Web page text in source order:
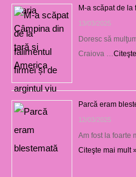
M-a scăpat de la
13/03/2025
Doresc să
Craiova …
Parcă eram
12/03/2025
Am fost la foarte
Citeşte mai mult